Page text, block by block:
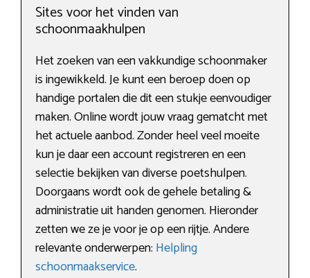
Sites voor het vinden van
schoonmaakhulpen
Het zoeken van een vakkundige schoonmaker
is ingewikkeld. Je kunt een beroep doen op
handige portalen die dit een stukje eenvoudiger
maken. Online wordt jouw vraag gematcht met
het actuele aanbod. Zonder heel veel moeite
kun je daar een account registreren en een
selectie bekijken van diverse poetshulpen.
Doorgaans wordt ook de gehele betaling &
administratie uit handen genomen. Hieronder
zetten we ze je voor je op een rijtje. Andere
relevante onderwerpen: Helpling
schoonmaakservice.